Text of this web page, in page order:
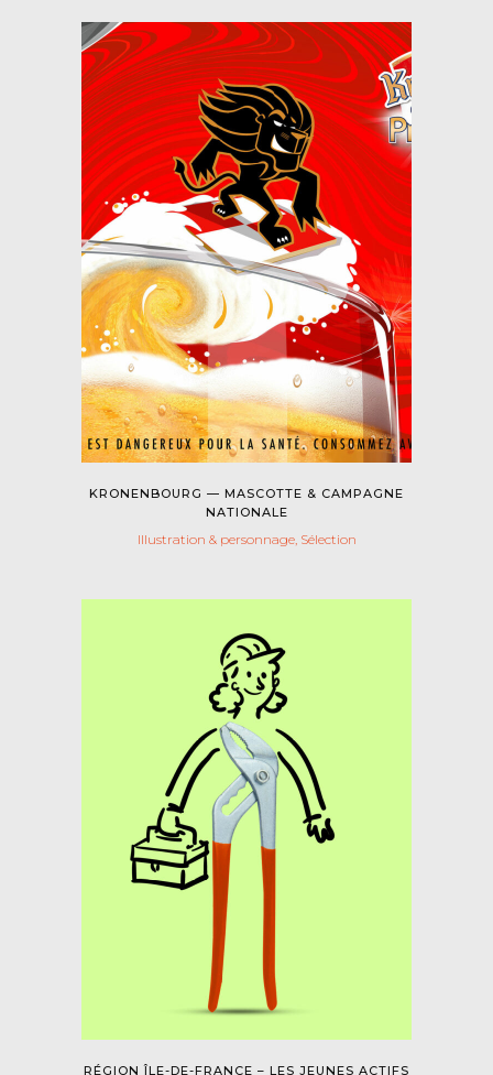
KRONENBOURG — MASCOTTE & CAMPAGNE
NATIONALE
Illustration & personnage, Sélection
RÉGION ÎLE-DE-FRANCE – LES JEUNES ACTIFS